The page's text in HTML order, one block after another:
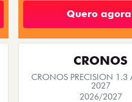
Quero
CRONOS
CRONOS PRECISION 1.3
2027
2026/2027